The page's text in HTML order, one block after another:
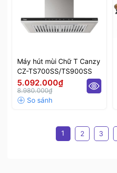
Máy hút mùi Chữ T Canzy
CZ-TS700SS/TS900SS
5.092.000₫
8.980.000₫
1 2 3